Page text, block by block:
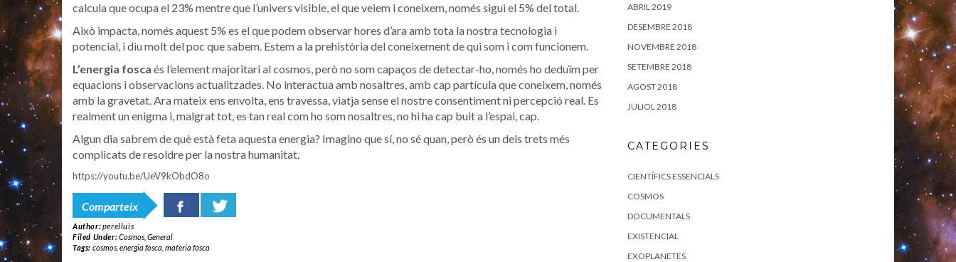
calcula que ocupa el 23% mentre que l’univers visible, el que veiem i coneixem, només sigui el 5% del total.
Això impacta, només aquest 5% es el que podem observar hores d’ara amb tota la nostra tecnologia i
potencial, i diu molt del poc que sabem. Estem a la prehistòria del coneixement de qui som i com funcionem.
L’energia fosca és l’element majoritari al cosmos, però no som capaços de detectar-ho, només ho deduïm per
equacions i observacions actualitzades. No interactua amb nosaltres, amb cap partícula que coneixem, només
amb la gravetat. Ara mateix ens envolta, ens travessa, viatja sense el nostre consentiment ni percepció real. Es
realment un enigma i, malgrat tot, es tan real com ho som nosaltres, no hi ha cap buit a l’espai, cap.
Algun dia sabrem de què està feta aquesta energia? Imagino que sí, no sé quan, però és un dels trets més
complicats de resoldre per la nostra humanitat.
https://youtu.be/UeV9kObdO8o
Comparteix
Author:perelluis
Filed Under:Cosmos, General
Tags: cosmos, energia fosca materia fosca
ABRIL 2019
DESEMBRE 2018
NOVEMBRE 2018
SETEMBRE 2018
AGOST 2018
JULIOL 2018
CATEGORIES
CIENTÍFICS ESSENCIALS
COSMOS
DOCUMENTALS
EXISTENCIAL
EXOPLANETES